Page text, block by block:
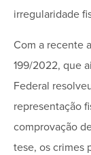
irregularidade
Com a recente
199/2022, que
Federal
representação
comprovação
tese, os crimes